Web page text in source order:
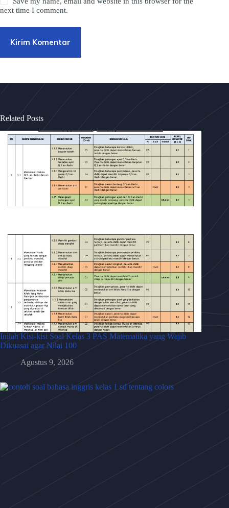
next time I comment.
Kirim Komentar
Related Posts
Inilah Kisi-kisi Soal Kelas 3 PAS Matematika yang Wajib
Dikuasai agar Nilai 100
Agustus 9, 2026